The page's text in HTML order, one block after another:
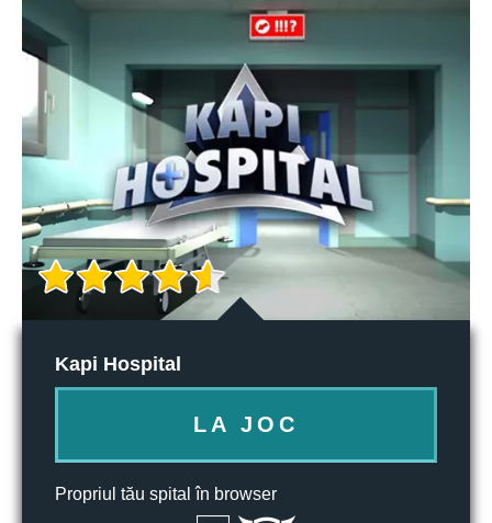
Kapi Hospital
LA JOC
Propriul tău spital în browser